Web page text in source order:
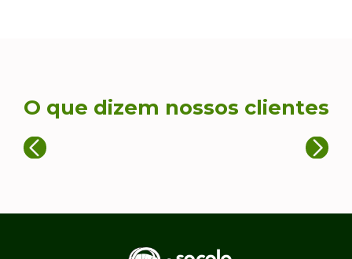
O que dizem nossos clientes